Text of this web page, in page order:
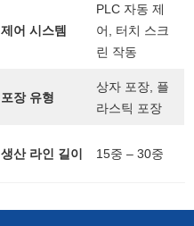
제어 시스템
PLC 자동 제
어, 터치 스크
린 작동
포장 유형
상자 포장, 플
라스틱 포장
생산 라인 길이 15중 – 30중